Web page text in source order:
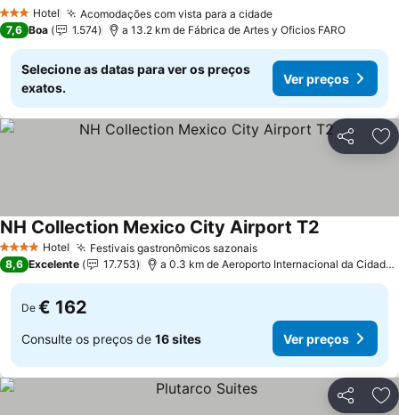
3 EstrelasHotel Acomodações com vista para a cidadeVer preços
7,6 Boa 1.574 a 13.2 km de Fábrica de Artes y Oficios FARO
Selecione as datas para ver os preços
exatos.
Ver preços
Partilhar
4 EstrelasHotel Festivais gastronômicos sazonaisVer preços
NH Collection Mexico City Airport T2
8,6 Excelente 17.753 a 0.3 km de Aeroporto Internacional da Cidade
De € 162
Consulte os preços de 16 sites Ver preços
Partilhar